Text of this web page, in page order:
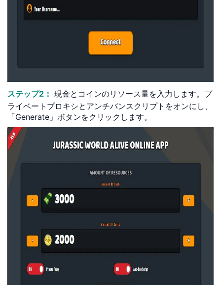
ステップ2： 現金とコインのリソース量を入力します。プ
ライベートプロキシとアンチバンスクリプトをオンにし、
「Generate」ボタンをクリックします。